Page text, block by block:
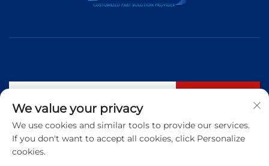
Tél. :+86 183 5421 3960
We value your privacy
We use cookies and similar tools to provide our services.
If you don't want to accept all cookies, click Personalize
cookies.